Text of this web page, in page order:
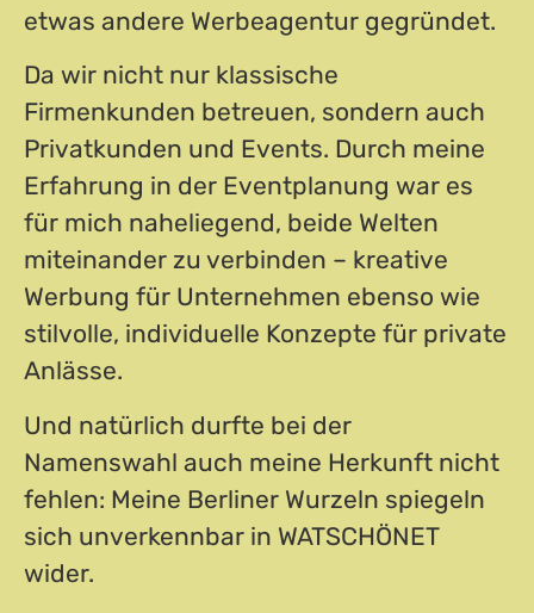
etwas andere Werbeagentur gegründet.
Da wir nicht nur klassische
Firmenkunden betreuen, sondern auch
Privatkunden und Events. Durch meine
Erfahrung in der Eventplanung war es
für mich naheliegend, beide Welten
miteinander zu verbinden – kreative
Werbung für Unternehmen ebenso wie
stilvolle, individuelle Konzepte für private
Anlässe.
Und natürlich durfte bei der
Namenswahl auch meine Herkunft nicht
fehlen: Meine Berliner Wurzeln spiegeln
sich unverkennbar in WATSCHÖNET
wider.